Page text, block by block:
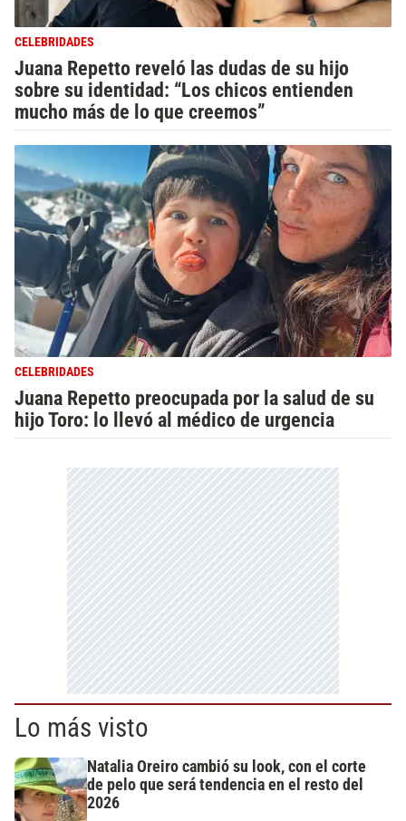
CELEBRIDADES
Juana Repetto reveló las dudas de su hijo
sobre su identidad: “Los chicos entienden
mucho más de lo que creemos”
CELEBRIDADES
Juana Repetto preocupada por la salud de su
hijo Toro: lo llevó al médico de urgencia
Lo más visto
Natalia Oreiro cambió su look, con el corte
de pelo que será tendencia en el resto del
2026